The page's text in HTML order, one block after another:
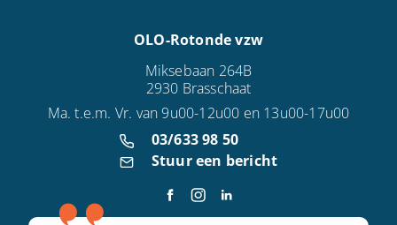
OLO-Rotonde vzw
Miksebaan 264B
2930 Brasschaat
Ma. t.e.m. Vr. van 9u00-12u00 en 13u00-17u00
03/633 98 50
Stuur een bericht